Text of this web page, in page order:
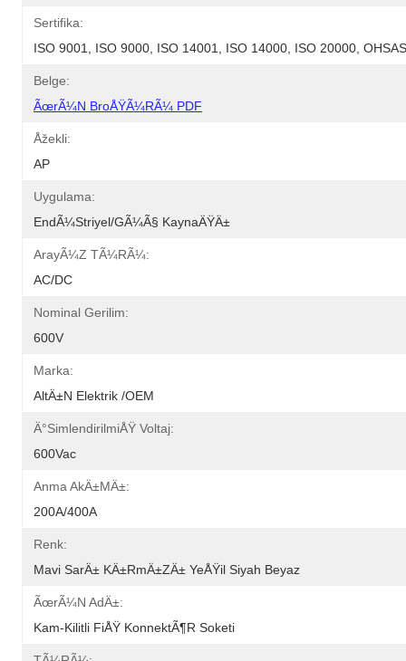
Sertifika:
ISO 9001, ISO 9000, ISO 14001, ISO 14000, ISO 20000,
Belge:
ÃœrÃ¼n BroÅŸÃ¼rÃ¼ PDF
Åžekli:
AP
Uygulama:
EndÃ¼striyel/GÃ¼Ã§ KaynaÄŸÄ±
ArayÃ¼z TÃ¼rÃ¼:
AC/DC
Nominal Gerilim:
600V
Marka:
AltÄ±n Elektrik /OEM
Ä°simlendirilmiÅŸ Voltaj:
600Vac
Anma AkÄ±mÄ±:
200A/400A
Renk:
Mavi SarÄ± KÄ±rmÄ±zÄ± YeÅŸil Siyah Beyaz
ÃœrÃ¼n AdÄ±:
Kam-Kilitli FiÅŸ KonnektÃ¶r Soketi